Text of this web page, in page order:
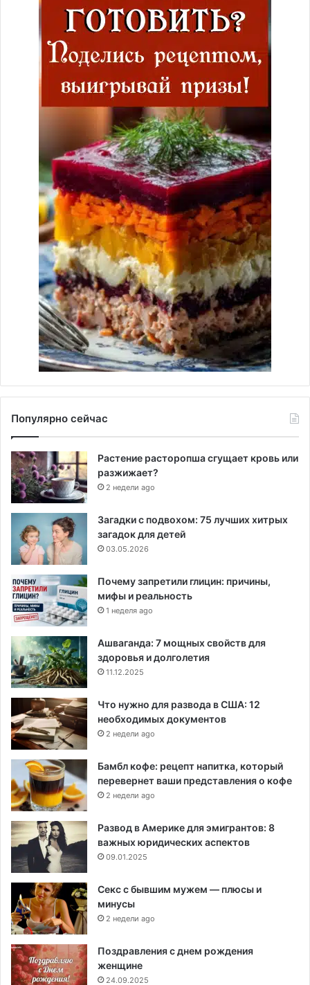
Популярно сейчас
Растение расторопша сгущает кровь или
разжижает?
2 недели ago
Загадки с подвохом: 75 лучших хитрых
загадок для детей
03.05.2026
Почему запретили глицин: причины,
мифы и реальность
1 неделя ago
Ашваганда: 7 мощных свойств для
здоровья и долголетия
11.12.2025
Что нужно для развода в США: 12
необходимых документов
2 недели ago
Бамбл кофе: рецепт напитка, который
перевернет ваши представления о кофе
2 недели ago
Развод в Америке для эмигрантов: 8
важных юридических аспектов
09.01.2025
Секс с бывшим мужем — плюсы и
минусы
2 недели ago
Поздравления с днем рождения
женщине
24.09.2025